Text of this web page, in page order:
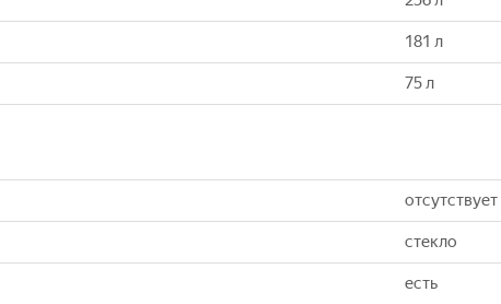
181 л
75 л
отсутствует
стекло
есть